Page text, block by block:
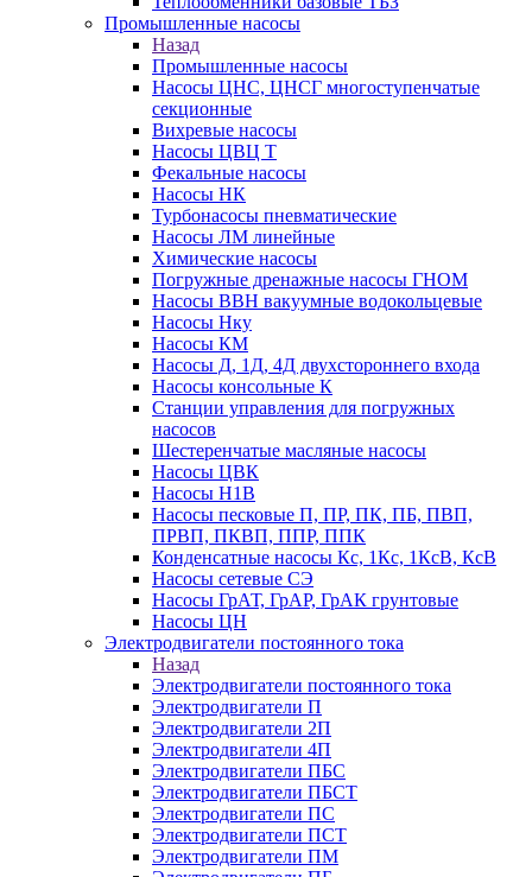
Промышленные насосы
Назад
Промышленные насосы
Насосы ЦНС, ЦНСГ многоступенчатые
секционные
Вихревые насосы
Насосы ЦВЦ Т
Фекальные насосы
Насосы НК
Турбонасосы пневматические
Насосы ЛМ линейные
Химические насосы
Погружные дренажные насосы ГНОМ
Насосы ВВН вакуумные водокольцевые
Насосы Нку
Насосы КМ
Насосы Д, 1Д, 4Д двухстороннего входа
Насосы консольные К
Станции управления для погружных
насосов
Шестеренчатые масляные насосы
Насосы ЦВК
Насосы Н1В
Насосы песковые П, ПР, ПК, ПБ, ПВП,
ПРВП, ПКВП, ППР, ППК
Конденсатные насосы Кс, 1Кс, 1КсВ, КсВ
Насосы сетевые СЭ
Насосы ГрАТ, ГрАР, ГрАК грунтовые
Насосы ЦН
Электродвигатели постоянного тока
Назад
Электродвигатели постоянного тока
Электродвигатели П
Электродвигатели 2П
Электродвигатели 4П
Электродвигатели ПБС
Электродвигатели ПБСТ
Электродвигатели ПС
Электродвигатели ПСТ
Электродвигатели ПМ